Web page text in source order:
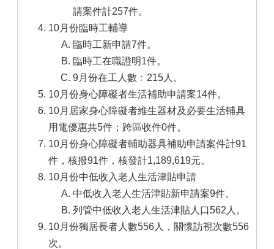
請案件計257件。
10月份臨時工輔導
臨時工新申請7件。
臨時工在職證明1件。
9月份在工人數﹕215人。
10月份身心障礙者生活補助申請案14件。
10月居家身心障礙者維生器材及必要生活輔具
用電優惠共5件；跨區收件0件。
10月份身心障礙者輔助器具補助申請案件計91
件，核撥91件，核發計1,189,619元。
10月份中低收入老人生活津貼申請
中低收入老人生活津貼新申請案9件。
列管中低收入老人生活津貼人口562人。
10月份獨居長者人數556人，關懷訪視次數556
次。